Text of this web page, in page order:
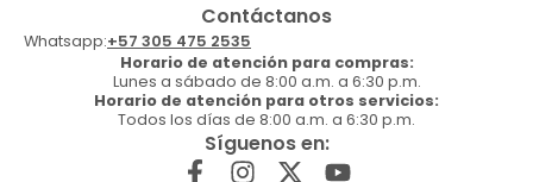
Contáctanos
Whatsapp:+57 305 475 2535
Horario de atención para compras:
Lunes a sábado de 8:00 a.m. a 6:30 p.m.
Horario de atención para otros servicios:
Todos los días de 8:00 a.m. a 6:30 p.m.
Síguenos en: